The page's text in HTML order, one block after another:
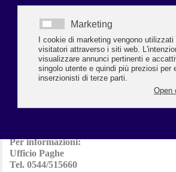
A conclusione della registrazione dei fogli
semplice funzione di chiusura consente di
il Libro Unico, il termine delle operazioni.
I dati mensili aziendali possono a
agevolmente prelevati per il caricamento
Dopo l'acquisizione in procedura paghe
di TempoOnWeb non sono più
intervento di chi elabora il Libro Unico.
Il servizio consente una
pregressi, anche di anni precedenti.
Per informazioni:
Ufficio Paghe
Tel. 0544/515660